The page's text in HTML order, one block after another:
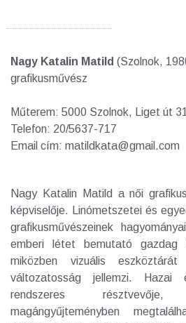
Nagy Katalin Matild (Szolnok,
grafikusművész
Műterem: 5000 Szolnok, Liget út
Telefon: 20/5637-717
Email cím: matildkata@gmail.com
Nagy Katalin Matild a női
képviselője. Linómetszetei és
grafikusművészeinek
emberi létet bemutató gazdag
miközben vizuális
változatosság jellemzi. Hazai
rendszeres
magángyűjteményben